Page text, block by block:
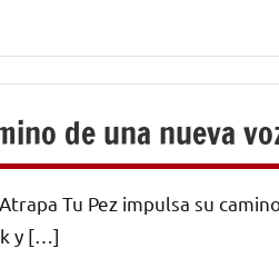
de una nueva
Tu Pez impulsa su
y […]